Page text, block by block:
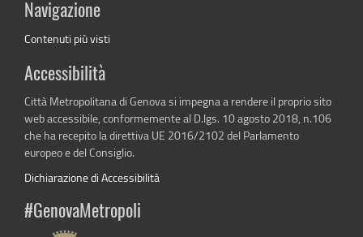
Navigazione
Contenuti più visti
Accessibilità
Città Metropolitana di Genova si impegna a rendere il proprio sito
web accessibile, conformemente al D.lgs. 10 agosto 2018, n.106
che ha recepito la direttiva UE 2016/2102 del Parlamento
europeo e del Consiglio.
Dichiarazione di Accessibilità
#GenovaMetropoli